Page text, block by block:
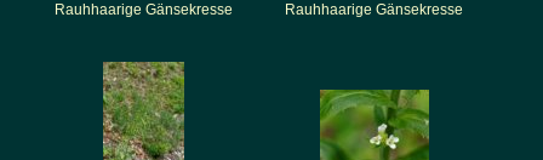
Rauhhaarige Gänsekresse
Rauhhaarige Gänsekresse